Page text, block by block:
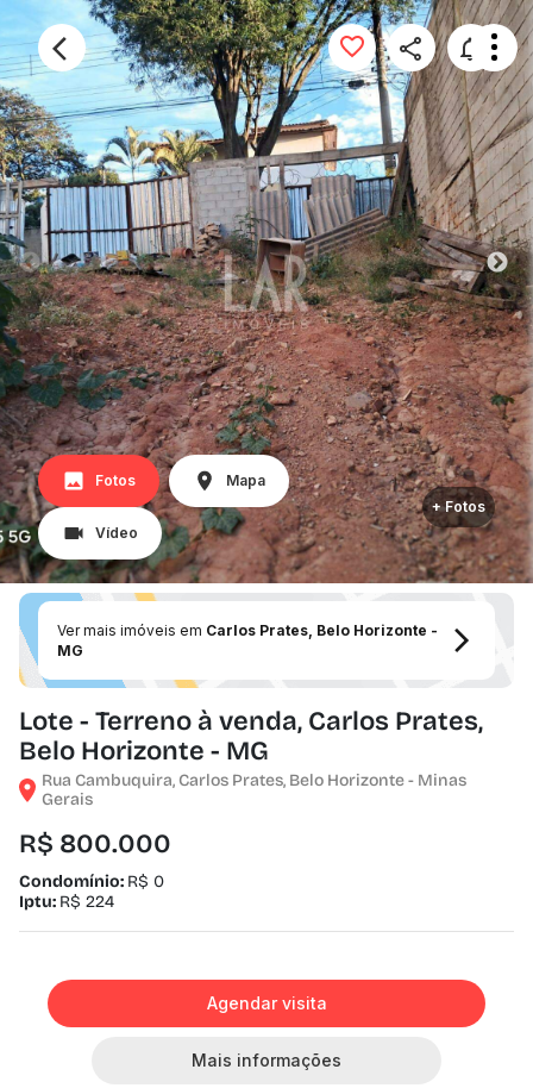
Fotos Mapa
Vídeo
+ Fotos
Ver mais imóveis em Carlos Prates, Belo Horizonte -
MG
Lote - Terreno à venda, Carlos Prates,
Belo Horizonte - MG
Rua Cambuquira, Carlos Prates, Belo Horizonte - Minas
Gerais
R$ 800.000
Condomínio: R$ 0
Iptu: R$ 224
Agendar visita
Mais informações